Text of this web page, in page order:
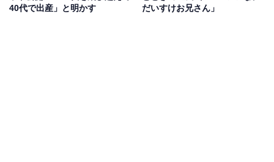
40代で出産」と明かす
だいすけお兄さん」